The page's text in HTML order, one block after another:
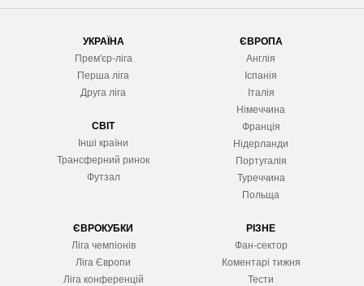
УКРАЇНА
Прем'єр-ліга
Перша ліга
Друга ліга
СВІТ
Інші країни
Трансферний ринок
Футзал
ЄВРОПА
Англія
Іспанія
Італія
Німеччина
Франція
Нідерланди
Португалія
Туреччина
Польща
ЄВРОКУБКИ
Ліга чемпіонів
Ліга Європи
Ліга конференцій
РІЗНЕ
Фан-сектор
Коментарі тижня
Тести